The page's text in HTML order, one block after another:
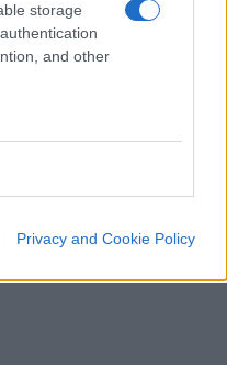
storage
and other
Privacy and Cookie Policy